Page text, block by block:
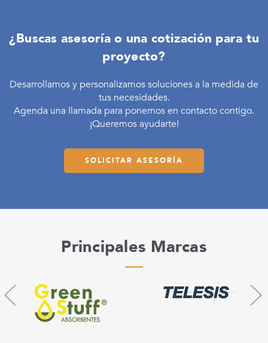
¿Buscas asesoría o una cotización para tu
proyecto?
Desarrollamos y personalizamos soluciones a la medida de
tus necesidades.
Agenda una llamada para ponernos en contacto contigo.
¡Queremos ayudarte!
SOLICITAR ASESORÍA
Principales Marcas